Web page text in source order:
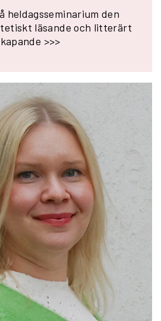
heldagsseminarium den
läsande och litterärt
>>>